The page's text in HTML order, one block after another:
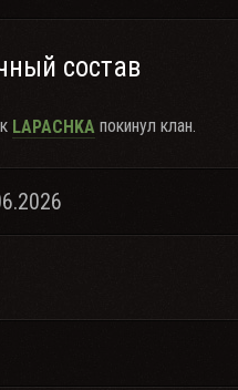
состав
LAPACHKA покинул клан.